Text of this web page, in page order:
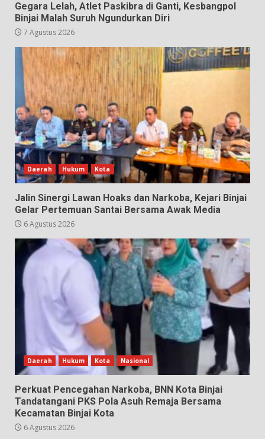
Gegara Lelah, Atlet Paskibra di Ganti, Kesbangpol
Binjai Malah Suruh Ngundurkan Diri
7 Agustus 2026
Daerah Hukum Kota
Jalin Sinergi Lawan Hoaks dan Narkoba, Kejari Binjai
Gelar Pertemuan Santai Bersama Awak Media
6 Agustus 2026
Daerah Hukum Kota Nasional
Perkuat Pencegahan Narkoba, BNN Kota Binjai
Tandatangani PKS Pola Asuh Remaja Bersama
Kecamatan Binjai Kota
6 Agustus 2026